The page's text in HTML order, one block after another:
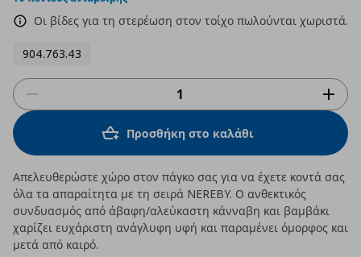
Οι βίδες για τη στερέωση στον τοίχο πωλούνται χωριστά.
904.763.43
Προσθήκη στο καλάθι
Απελευθερώστε χώρο στον πάγκο σας για να έχετε κοντά σας
όλα τα απαραίτητα με τη σειρά NEREBY. Ο ανθεκτικός
συνδυασμός από άβαφη/αλεύκαστη κάνναβη και βαμβάκι
χαρίζει ευχάριστη ανάγλυφη υφή και παραμένει όμορφος και
μετά από καιρό.